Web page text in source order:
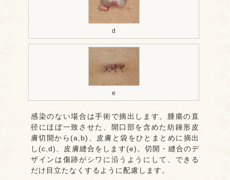
d
e
感染のない場合は手術で摘出します。腫瘍の直
径にほぼ一致させた、開口部を含めた紡錘形皮
膚切開から(a,b)、皮膚と袋をひとまとめに摘出
し(c,d)、皮膚縫合をします(e)。切開・縫合のデ
ザインは傷跡がシワに沿うようにして、できる
だけ目立たなくするように配慮します。